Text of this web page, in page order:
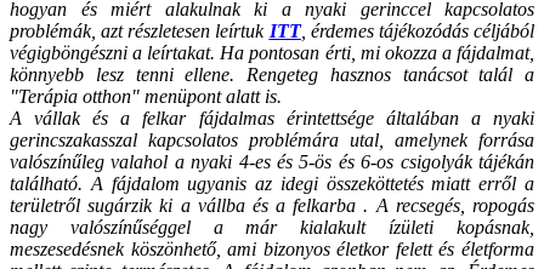
hogyan és miért alakulnak ki a nyaki gerinccel kapcsolatos
problémák, azt részletesen leírtuk ITT, érdemes tájékozódás céljából
végigböngészni a leírtakat. Ha pontosan érti, mi okozza a fájdalmat,
könnyebb lesz tenni ellene. Rengeteg hasznos tanácsot talál a
"Terápia otthon" menüpont alatt is.
A vállak és a felkar fájdalmas érintettsége általában a nyaki
gerincszakasszal kapcsolatos problémára utal, amelynek forrása
valószínűleg valahol a nyaki 4-es és 5-ös és 6-os csigolyák tájékán
található. A fájdalom ugyanis az idegi összeköttetés miatt erről a
területről sugárzik ki a vállba és a felkarba . A recsegés, ropogás
nagy valószínűséggel a már kialakult ízületi kopásnak,
meszesedésnek köszönhető, ami bizonyos életkor felett és életforma